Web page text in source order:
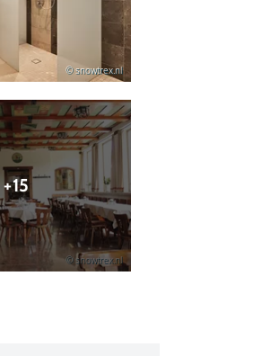
© snowtrex.nl
© snowtrex.nl
+15